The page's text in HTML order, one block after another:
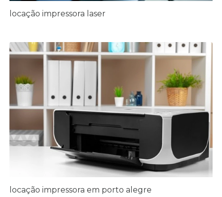
locação impressora laser
locação impressora em porto alegre